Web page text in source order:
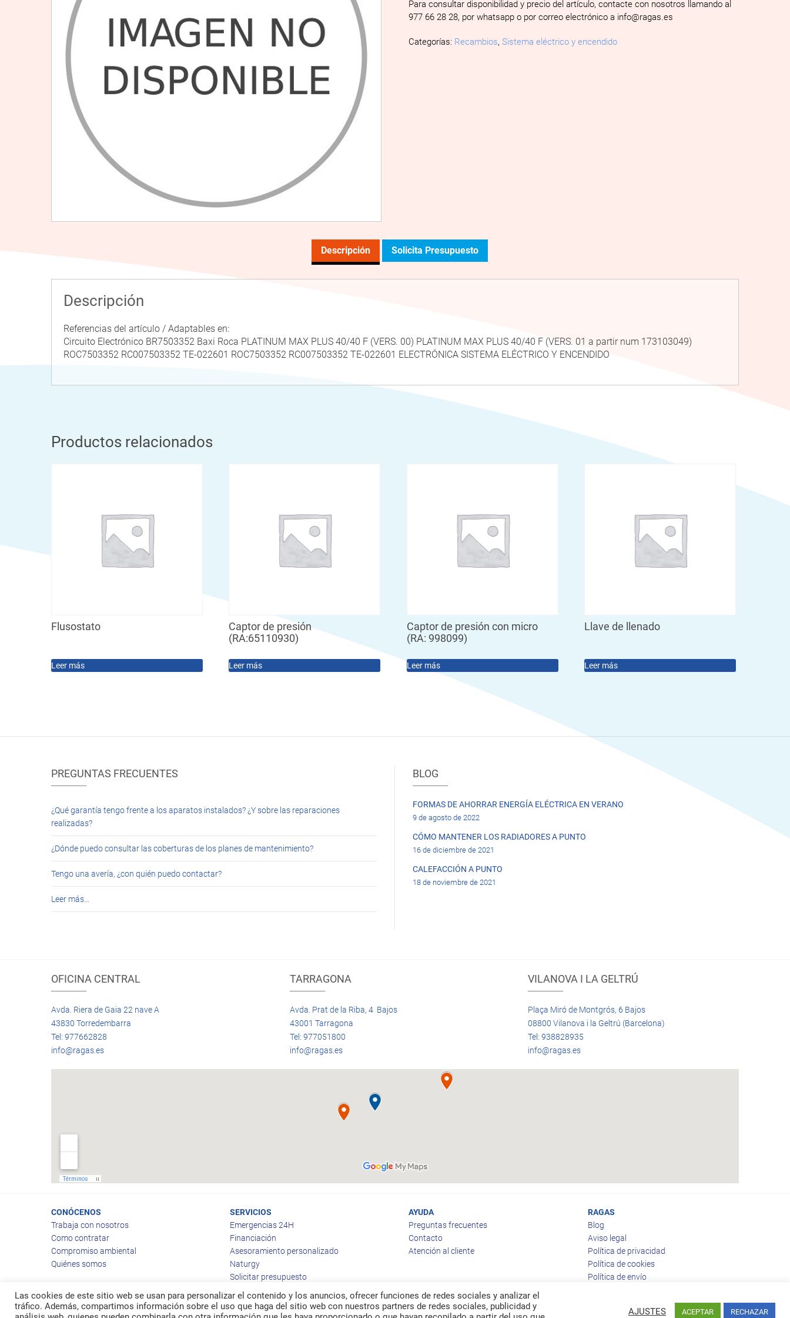
Para consultar disponibilidad y precio del artículo, contacte con nosotros llamando al
977 66 28 28, por whatsapp o por correo electrónico a info@ragas.es
Categorías: Recambios,Sistema eléctrico y encendido
Descripción Solicita Presupuesto
Descripción
Referencias del artículo / Adaptables en:
Circuito Electrónico BR7503352 Baxi Roca PLATINUM MAX PLUS 40/40 F (VERS. 00) PLATINUM MAX PLUS 40/40 F (VERS. 01 a partir num 173103049)
ROC7503352 RC007503352 TE-022601 ROC7503352 RC007503352 TE-022601 ELECTRÓNICA SISTEMA ELÉCTRICO Y ENCENDIDO
Productos relacionados
Flusostato
Leer más
Captor de presión
(RA:65110930)
Leer más
Captor de presión con micro
(RA: 998099)
Leer más
Llave de llenado
Leer más
PREGUNTAS FRECUENTES
¿Qué garantía tengo frente a los aparatos instalados? ¿Y sobre las reparaciones
realizadas?
¿Dónde puedo consultar las coberturas de los planes de mantenimiento?
Tengo una avería, ¿con quién puedo contactar?
Leer más…
BLOG
FORMAS DE AHORRAR ENERGÍA ELÉCTRICA EN VERANO
9 de agosto de 2022
CÓMO MANTENER LOS RADIADORES A PUNTO
16 de diciembre de 2021
CALEFACCIÓN A PUNTO
18 de noviembre de 2021
OFICINA CENTRAL
Avda. Riera de Gaia 22 nave A
43830 Torredembarra
Tel: 977662828
info@ragas.es
TARRAGONA
Avda. Prat de la Riba, 4 Bajos
43001 Tarragona
Tel: 977051800
info@ragas.es
VILANOVA I LA GELTRÚ
Plaça Miró de Montgrós, 6 Bajos
08800 Vilanova i la Geltrú (Barcelona)
Tel: 938828935
info@ragas.es
CONÓCENOS
Trabaja con nosotros
Como contratar
Compromiso ambiental
Quiénes somos
SERVICIOS
Emergencias 24H
Financiación
Asesoramiento personalizado
Naturgy
Solicitar presupuesto
AYUDA
Preguntas frecuentes
Contacto
Atención al cliente
RAGAS
Blog
Aviso legal
Política de privacidad
Política de cookies
Política de envío
Las cookies de este sitio web se usan para personalizar el contenido y los anuncios, ofrecer funciones de redes sociales y analizar el
tráfico. Además, compartimos información sobre el uso que haga del sitio web con nuestros partners de redes sociales, publicidad y
AJUSTES ACEPTAR RECHAZAR